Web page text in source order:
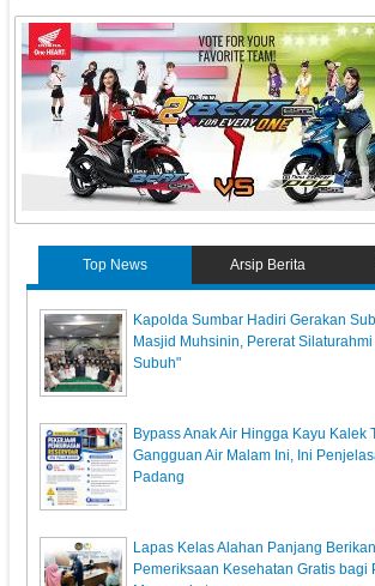
Top News Arsip Berita
Kapolda Sumbar Hadiri Gerakan
Masjid Muhsinin, Pererat
Subuh"
Bypass Anak Air Hingga Kayu Kalek
Gangguan Air Malam Ini, Ini
Padang
Lapas Kelas Alahan Panjang
Pemeriksaan Kesehatan Gratis bagi